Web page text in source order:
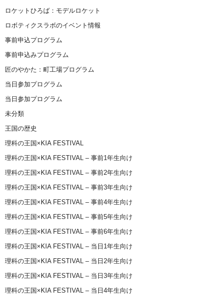
ロケットひろば：モデルロケット
ロボティクスラボのイベント情報
事前申込プログラム
事前申込みプログラム
匠のやかた：町工場プログラム
当日参加プログラム
当日参加プログラム
未分類
王国の歴史
理科の王国×KIA FESTIVAL
理科の王国×KIA FESTIVAL – 事前1年生向け
理科の王国×KIA FESTIVAL – 事前2年生向け
理科の王国×KIA FESTIVAL – 事前3年生向け
理科の王国×KIA FESTIVAL – 事前4年生向け
理科の王国×KIA FESTIVAL – 事前5年生向け
理科の王国×KIA FESTIVAL – 事前6年生向け
理科の王国×KIA FESTIVAL – 当日1年生向け
理科の王国×KIA FESTIVAL – 当日2年生向け
理科の王国×KIA FESTIVAL – 当日3年生向け
理科の王国×KIA FESTIVAL – 当日4年生向け